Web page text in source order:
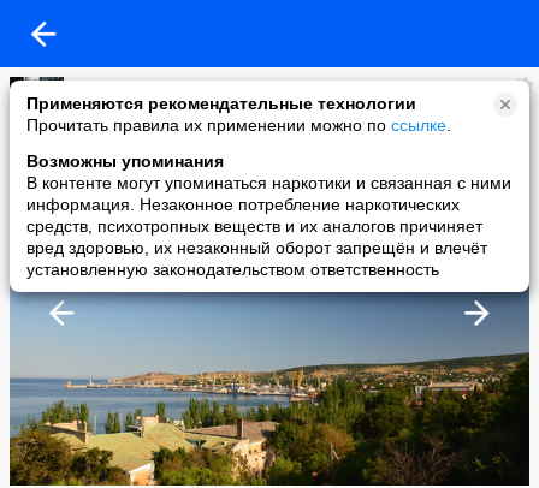
Применяются рекомендательные технологии
Прочитать правила их применении можно по ссылке
Возможны упоминания
В контенте могут упоминаться наркотики и связанная с ними
информация. Незаконное потребление наркотических
средств, психотропных веществ и их аналогов причиняет
вред здоровью, их незаконный оборот запрещён и влечёт
установленную законодательством ответственность
Юлия Архипова
added a photo
22 Oct в 00:38